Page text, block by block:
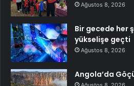
Ağustos 8, 2026
Bir gecede her
yükselişe geçti
Ağustos 8, 2026
Angola’da